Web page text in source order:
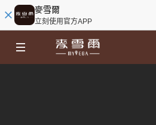
麥雪爾
立刻使用官方APP